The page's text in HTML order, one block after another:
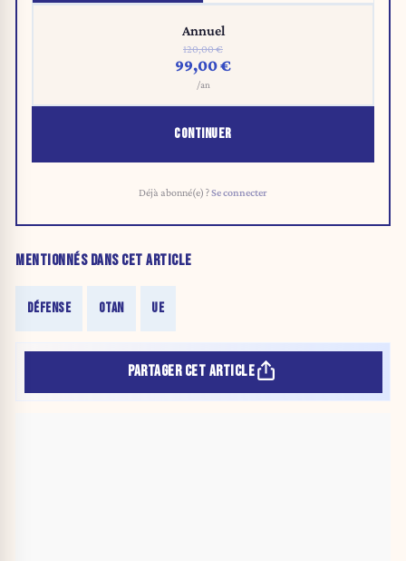
Annuel
120,00 €
99,00 €
/an
CONTINUER
Déjà abonné(e) ?Se connecter
MENTIONNÉS DANS CET ARTICLE
DÉFENSE OTAN UE
PARTAGER CET ARTICLE